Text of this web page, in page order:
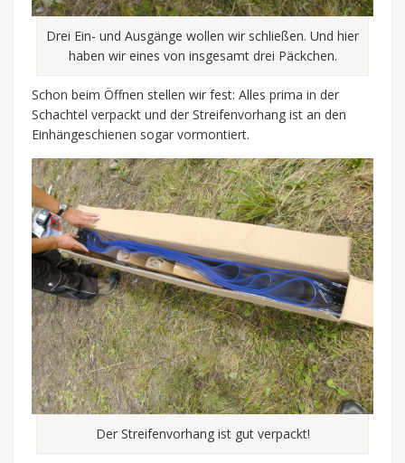
Drei Ein- und Ausgänge wollen wir schließen. Und hier
haben wir eines von insgesamt drei Päckchen.
Schon beim Öffnen stellen wir fest: Alles prima in der
Schachtel verpackt und der Streifenvorhang ist an den
Einhängeschienen sogar vormontiert.
Der Streifenvorhang ist gut verpackt!